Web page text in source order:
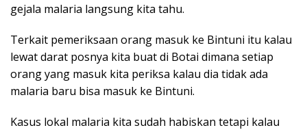
gejala malaria langsung kita tahu.
Terkait pemeriksaan orang masuk ke Bintuni itu kalau
lewat darat posnya kita buat di Botai dimana setiap
orang yang masuk kita periksa kalau dia tidak ada
malaria baru bisa masuk ke Bintuni.
Kasus lokal malaria kita sudah habiskan tetapi kalau